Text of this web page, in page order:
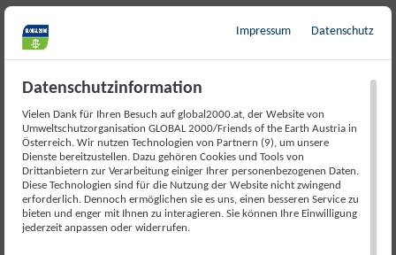
oder -bleche aus Glas, Emaille oder Keramik
einfetten, um ein Ankleben des Teigs zu
verhindern.
WOLLEN SIE MEHR DARÜBER
ERFAHREN, WELCHE PRODUKTE
IM HAUSHALT BESONDERS
PROBLEMATISCH SIND UND
WELCHE SICHEREN
Impressum Datenschutz
Datenschutzinformation
Vielen Dank für Ihren Besuch auf global2000.at, der Website von
Umweltschutzorganisation GLOBAL 2000/Friends of the Earth Austria in
Österreich. Wir nutzen Technologien von Partnern (9), um unsere
Dienste bereitzustellen. Dazu gehören Cookies und Tools von
Drittanbietern zur Verarbeitung einiger Ihrer personenbezogenen Daten.
Diese Technologien sind für die Nutzung der Website nicht zwingend
erforderlich. Dennoch ermöglichen sie es uns, einen besseren Service zu
bieten und enger mit Ihnen zu interagieren. Sie können Ihre Einwilligung
jederzeit anpassen oder widerrufen.